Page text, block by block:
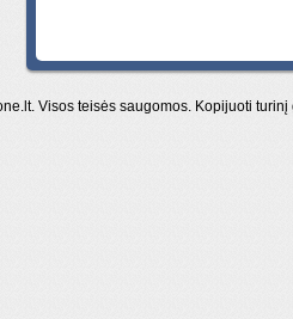
Visos teisės saugomos. Kopijuoti